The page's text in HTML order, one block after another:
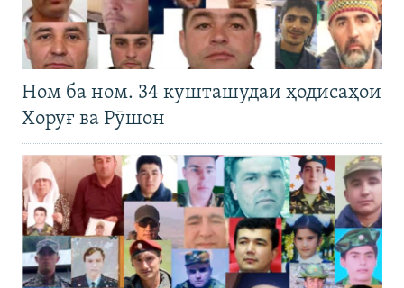
Ном ба ном. 34 кушташудаи ҳодисаҳои
Хоруғ ва Рӯшон